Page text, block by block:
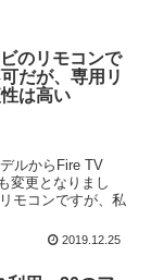
のリモコンで
だが、専用リ
は高い
ルからFire TV
変更となりまし
モコンですが、私
2019.12.25